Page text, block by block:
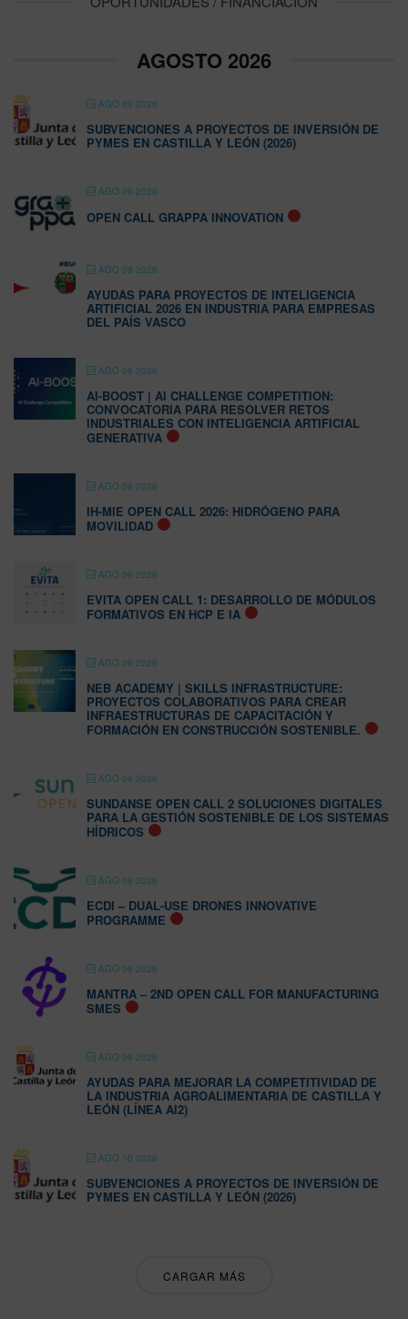
AGOSTO 2026
AGO 09 2026
SUBVENCIONES A PROYECTOS DE INVERSIÓN DE
PYMES EN CASTILLA Y LEÓN (2026)
AGO 09 2026
OPEN CALL GRAPPA INNOVATION
AGO 09 2026
AYUDAS PARA PROYECTOS DE INTELIGENCIA
ARTIFICIAL 2026 EN INDUSTRIA PARA EMPRESAS
DEL PAÍS VASCO
AGO 09 2026
AI-BOOST | AI CHALLENGE COMPETITION:
CONVOCATORIA PARA RESOLVER RETOS
INDUSTRIALES CON INTELIGENCIA ARTIFICIAL
GENERATIVA
AGO 09 2026
IH-MIE OPEN CALL 2026: HIDRÓGENO PARA
MOVILIDAD
AGO 09 2026
EVITA OPEN CALL 1: DESARROLLO DE MÓDULOS
FORMATIVOS EN HCP E IA
AGO 09 2026
NEB ACADEMY | SKILLS INFRASTRUCTURE:
PROYECTOS COLABORATIVOS PARA CREAR
INFRAESTRUCTURAS DE CAPACITACIÓN Y
FORMACIÓN EN CONSTRUCCIÓN SOSTENIBLE.
AGO 09 2026
SUNDANSE OPEN CALL 2 SOLUCIONES DIGITALES
PARA LA GESTIÓN SOSTENIBLE DE LOS SISTEMAS
HÍDRICOS
AGO 09 2026
ECDI – DUAL-USE DRONES INNOVATIVE
PROGRAMME
AGO 09 2026
MANTRA – 2ND OPEN CALL FOR MANUFACTURING
SMES
AGO 09 2026
AYUDAS PARA MEJORAR LA COMPETITIVIDAD DE
LA INDUSTRIA AGROALIMENTARIA DE CASTILLA Y
LEÓN (LÍNEA AI2)
AGO 10 2026
SUBVENCIONES A PROYECTOS DE INVERSIÓN DE
PYMES EN CASTILLA Y LEÓN (2026)
CARGAR MÁS